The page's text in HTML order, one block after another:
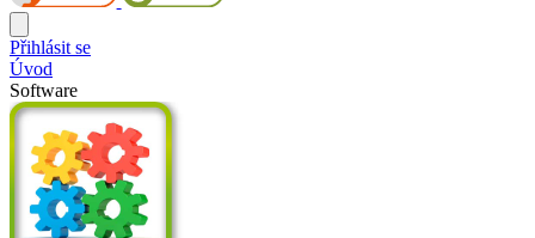
Přihlásit se
Úvod
Software